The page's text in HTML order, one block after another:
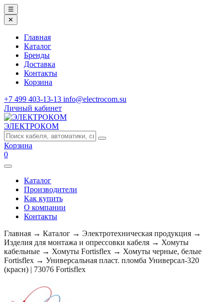
☰
✕
Главная
Каталог
Бренды
Доставка
Контакты
Корзина
+7 499 403-13-13 info@electrocom.su
Личный кабинет
ЭЛЕКТРОКОМ
Корзина
0
Каталог
Производители
Как купить
О компании
Контакты
Главная → Каталог → Электротехническая продукция →
Изделия для монтажа и опрессовки кабеля → Хомуты
кабельные → Хомуты Fortisflex → Хомуты черные, белые
Fortisflex → Универсальная пласт. пломба Универсал-320
(красн) | 73076 Fortisflex